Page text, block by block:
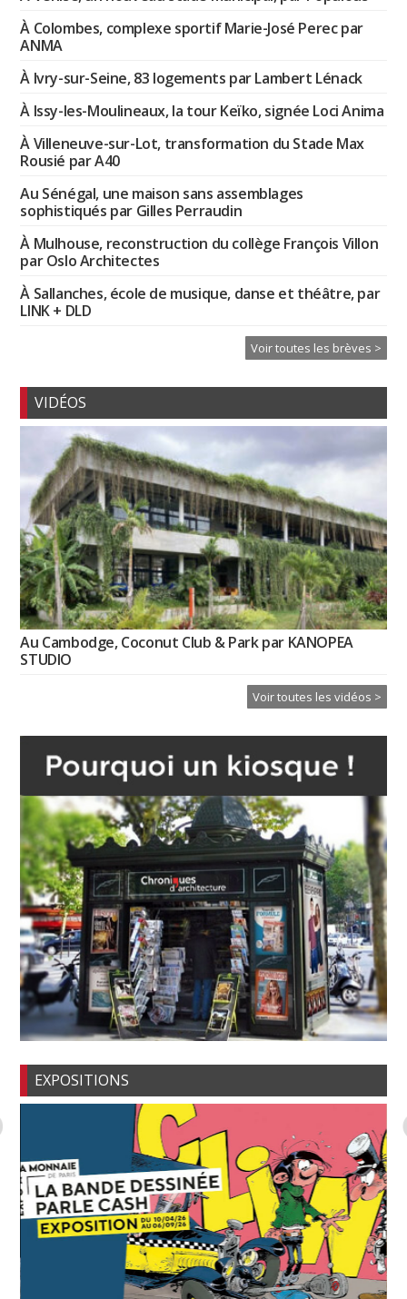
À Colombes, complexe sportif Marie-José Perec par
ANMA
À Ivry-sur-Seine, 83 logements par Lambert Lénack
À Issy-les-Moulineaux, la tour Keïko, signée Loci Anima
À Villeneuve-sur-Lot, transformation du Stade Max
Rousié par A40
Au Sénégal, une maison sans assemblages
sophistiqués par Gilles Perraudin
À Mulhouse, reconstruction du collège François Villon
par Oslo Architectes
À Sallanches, école de musique, danse et théâtre, par
LINK + DLD
Voir toutes les brèves >
VIDÉOS
Au Cambodge, Coconut Club & Park par KANOPEA
STUDIO
Voir toutes les vidéos >
EXPOSITIONS